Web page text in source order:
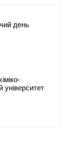
день
університет